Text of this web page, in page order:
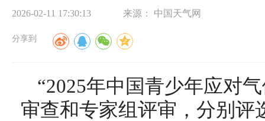
2026-02-11 17:30:13 来源： 中国天气网
分享到
“2025年中国青少年应对
审查和专家组评审，分别评